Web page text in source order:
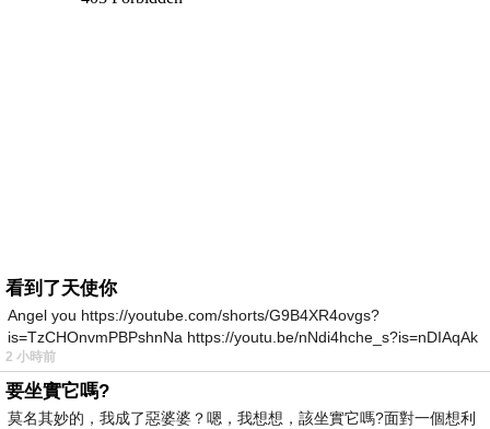
看到了天使你
Angel you https://youtube.com/shorts/G9B4XR4ovgs?
is=TzCHOnvmPBPshnNa https://youtu.be/nNdi4hche_s?is=nDIAqAk
2 小時前
要坐實它嗎?
莫名其妙的，我成了惡婆婆？嗯，我想想，該坐實它嗎?面對一個想利